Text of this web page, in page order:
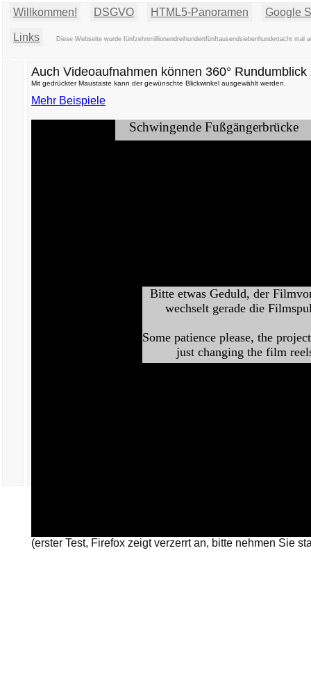
Willkommen! DSGVO HTML5-Panoramen Google
Links Diese Webseite wurde fünfzehnmillionendreihundertfünftausendsiebenhundertacht
Auch Videoaufnahmen können 360° Rundumblick
Mit gedrückter Maustaste kann der gewünschte Blickwinkel ausgewählt werden.
Mehr Beispiele
(erster Test, Firefox zeigt verzerrt an, bitte nehmen Sie